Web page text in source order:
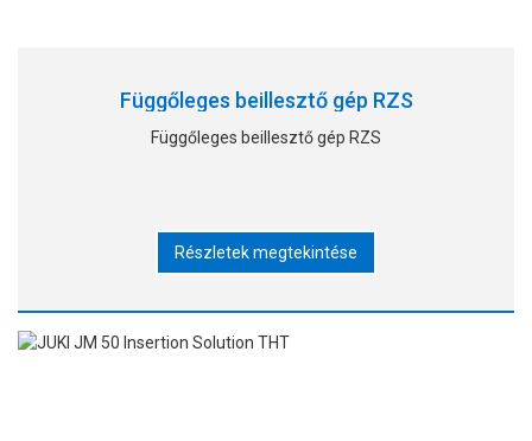
Függőleges beillesztő gép RZS
Függőleges beillesztő gép RZS
Részletek megtekintése